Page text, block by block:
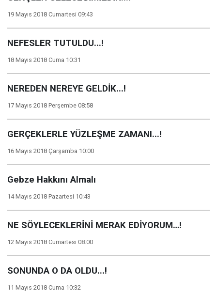
19 Mayıs 2018 Cumartesi 09:43
NEFESLER TUTULDU...!
18 Mayıs 2018 Cuma 10:31
NEREDEN NEREYE GELDİK...!
17 Mayıs 2018 Perşembe 08:58
GERÇEKLERLE YÜZLEŞME ZAMANI...!
16 Mayıs 2018 Çarşamba 10:00
Gebze Hakkını Almalı
14 Mayıs 2018 Pazartesi 10:43
NE SÖYLECEKLERİNİ MERAK EDİYORUM…!
12 Mayıs 2018 Cumartesi 08:00
SONUNDA O DA OLDU...!
11 Mayıs 2018 Cuma 10:32